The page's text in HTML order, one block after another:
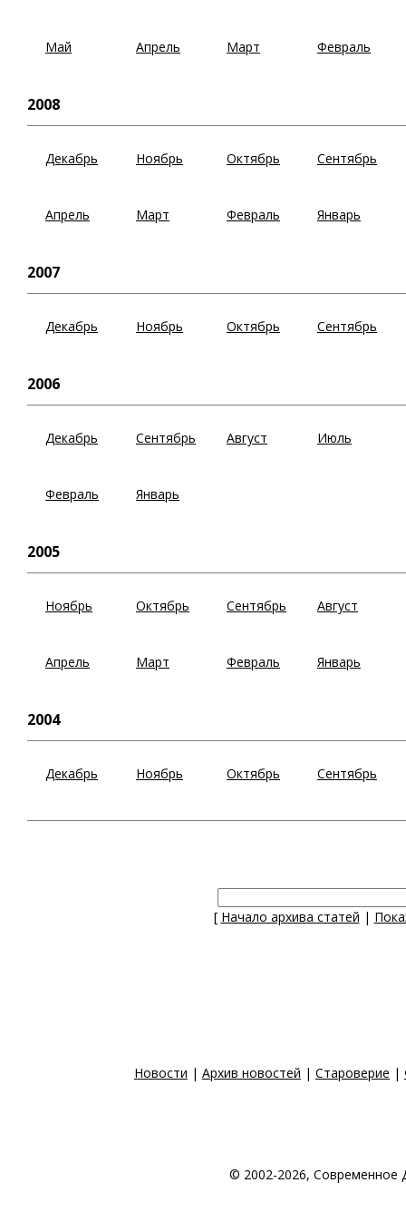
Май Апрель Март Февраль
2008
Декабрь Ноябрь Октябрь Сентябрь
Апрель Март Февраль Январь
2007
Декабрь Ноябрь Октябрь Сентябрь
2006
Декабрь Сентябрь Август Июль
Февраль Январь
2005
Ноябрь Октябрь Сентябрь Август
Апрель Март Февраль Январь
2004
Декабрь Ноябрь Октябрь Сентябрь
[ Начало архива статей |
Новости | Архив новостей | Староверие |
© 2002-2026, Современное